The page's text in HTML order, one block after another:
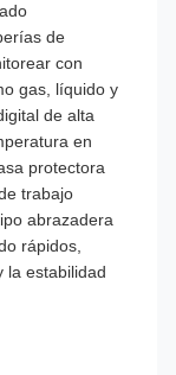
de
con
gas, líquido y
de alta
en
protectora
trabajo
abrazadera
rápidos,
la estabilidad